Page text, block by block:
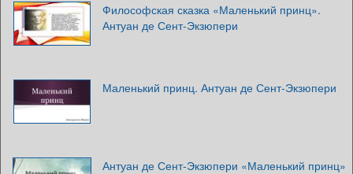
Философская сказка «Маленький принц».
Антуан де Сент-Экзюпери
Маленький принц. Антуан де Сент-Экзюпери
Антуан де Сент-Экзюпери «Маленький принц»